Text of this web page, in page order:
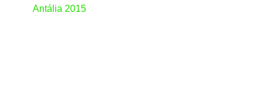
Antália 2015